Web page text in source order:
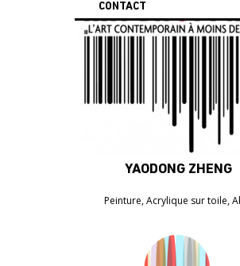
CONTACT
YAODONG ZHENG
Peinture, Acrylique sur toile,